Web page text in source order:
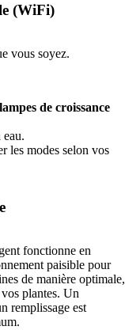
(WiFi)
vous soyez.
lampes de croissance
les modes selon vos
fonctionne en
paisible pour
de manière optimale,
plantes. Un
remplissage est